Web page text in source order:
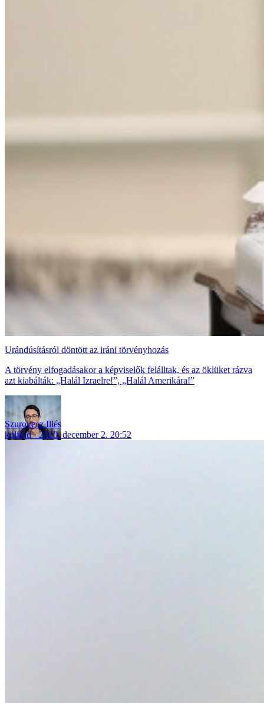
Urándúsításról döntött az iráni törvényhozás
A törvény elfogadásakor a képviselők felálltak, és az öklüket rázva
azt kiabálták: „Halál Izraelre!”, „Halál Amerikára!”
Szurovecz Illés
külföld
2020. december 2. 20:52